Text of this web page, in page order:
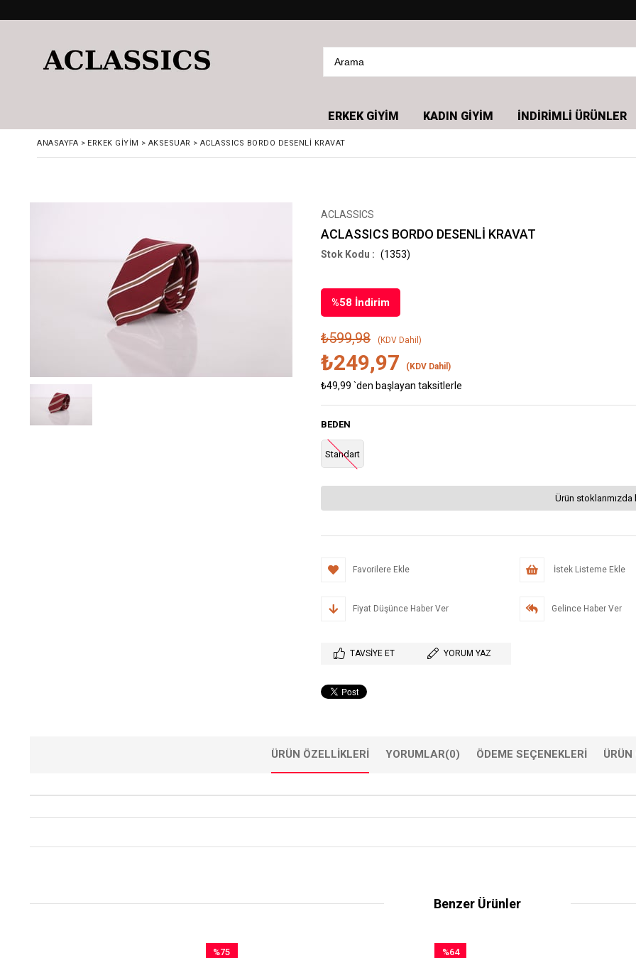
ERKEK GİYİM KADIN GİYİM İNDİRİMLİ ÜRÜNLER
ANASAYFA > ERKEK GIYIM > AKSESUAR > ACLASSICS BORDO DESENLİ KRAVAT
ACLASSICS
ACLASSICS BORDO DESENLİ KRAVAT
(1353)
%58 İndirim
₺599,98 (KDV Dahil)
₺249,97 (KDV Dahil)
₺49,99 `den başlayan taksitlerle
BEDEN
Standart
Ürün stoklarımızda
Favorilere Ekle İstek Listeme Ekle
Fiyat Düşünce Haber Ver Gelince Haber Ver
TAVSIYE ET YORUM YAZ
ÜRÜN ÖZELLIKLERI YORUMLAR(0) ÖDEME SEÇENEKLERI ÜRÜN
Benzer Ürünler
%75
%64